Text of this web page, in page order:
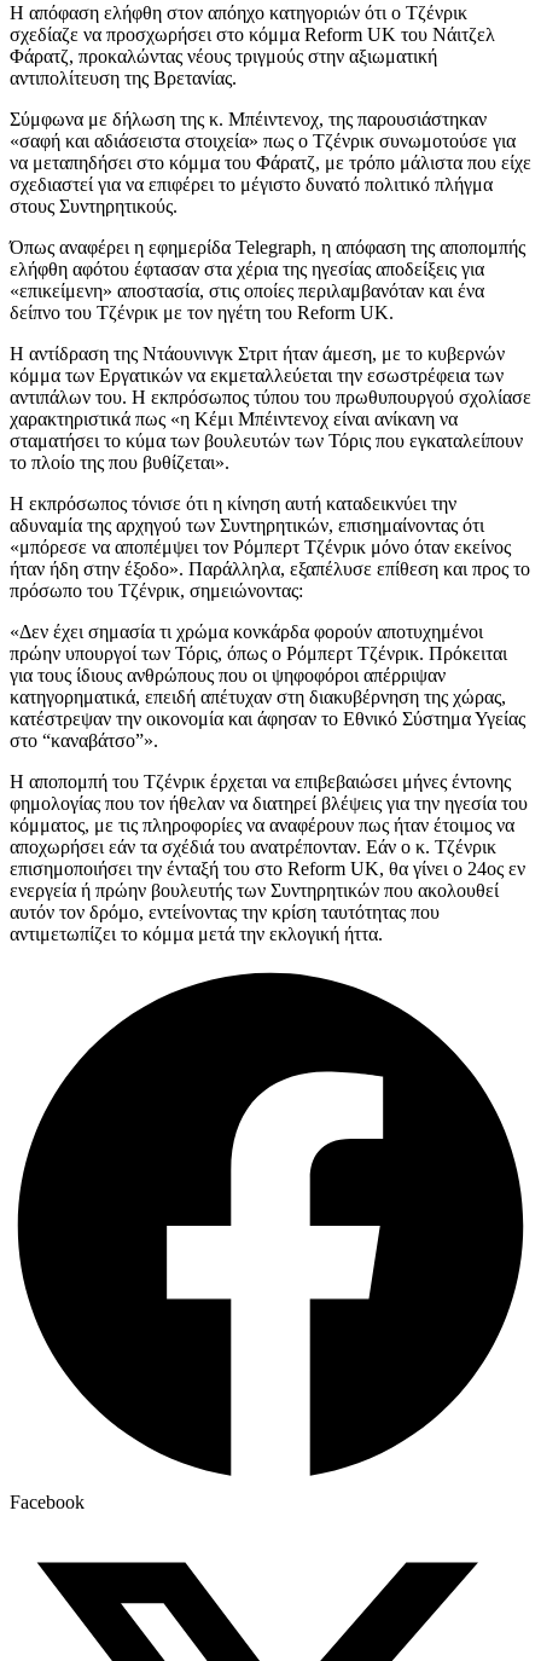
Η απόφαση ελήφθη στον απόηχο κατηγοριών ότι ο Τζένρικ
σχεδίαζε να προσχωρήσει στο κόμμα Reform UK του Νάιτζελ
Φάρατζ, προκαλώντας νέους τριγμούς στην αξιωματική
αντιπολίτευση της Βρετανίας.
Σύμφωνα με δήλωση της κ. Μπέιντενοχ, της παρουσιάστηκαν
«σαφή και αδιάσειστα στοιχεία» πως ο Τζένρικ συνωμοτούσε για
να μεταπηδήσει στο κόμμα του Φάρατζ, με τρόπο μάλιστα που είχε
σχεδιαστεί για να επιφέρει το μέγιστο δυνατό πολιτικό πλήγμα
στους Συντηρητικούς.
Όπως αναφέρει η εφημερίδα Telegraph, η απόφαση της αποπομπής
ελήφθη αφότου έφτασαν στα χέρια της ηγεσίας αποδείξεις για
«επικείμενη» αποστασία, στις οποίες περιλαμβανόταν και ένα
δείπνο του Τζένρικ με τον ηγέτη του Reform UK.
Η αντίδραση της Ντάουνινγκ Στριτ ήταν άμεση, με το κυβερνών
κόμμα των Εργατικών να εκμεταλλεύεται την εσωστρέφεια των
αντιπάλων του. Η εκπρόσωπος τύπου του πρωθυπουργού σχολίασε
χαρακτηριστικά πως «η Κέμι Μπέιντενοχ είναι ανίκανη να
σταματήσει το κύμα των βουλευτών των Τόρις που εγκαταλείπουν
το πλοίο της που βυθίζεται».
Η εκπρόσωπος τόνισε ότι η κίνηση αυτή καταδεικνύει την
αδυναμία της αρχηγού των Συντηρητικών, επισημαίνοντας ότι
«μπόρεσε να αποπέμψει τον Ρόμπερτ Τζένρικ μόνο όταν εκείνος
ήταν ήδη στην έξοδο». Παράλληλα, εξαπέλυσε επίθεση και προς το
πρόσωπο του Τζένρικ, σημειώνοντας:
«Δεν έχει σημασία τι χρώμα κονκάρδα φορούν αποτυχημένοι
πρώην υπουργοί των Τόρις, όπως ο Ρόμπερτ Τζένρικ. Πρόκειται
για τους ίδιους ανθρώπους που οι ψηφοφόροι απέρριψαν
κατηγορηματικά, επειδή απέτυχαν στη διακυβέρνηση της χώρας,
κατέστρεψαν την οικονομία και άφησαν το Εθνικό Σύστημα Υγείας
στο “καναβάτσο”».
Η αποπομπή του Τζένρικ έρχεται να επιβεβαιώσει μήνες έντονης
φημολογίας που τον ήθελαν να διατηρεί βλέψεις για την ηγεσία του
κόμματος, με τις πληροφορίες να αναφέρουν πως ήταν έτοιμος να
αποχωρήσει εάν τα σχέδιά του ανατρέπονταν. Εάν ο κ. Τζένρικ
επισημοποιήσει την ένταξή του στο Reform UK, θα γίνει ο 24ος εν
ενεργεία ή πρώην βουλευτής των Συντηρητικών που ακολουθεί
αυτόν τον δρόμο, εντείνοντας την κρίση ταυτότητας που
αντιμετωπίζει το κόμμα μετά την εκλογική ήττα.
Facebook